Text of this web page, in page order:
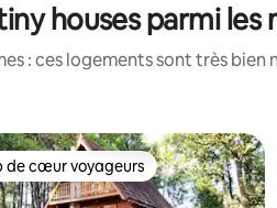
houses parmi
: ces logements sont très
de cœur voyageurs
de cœur voyageurs